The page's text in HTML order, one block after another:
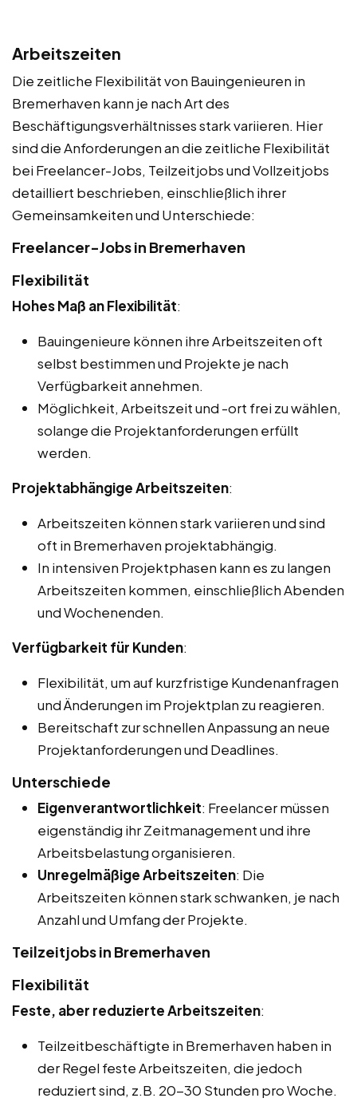
Arbeitszeiten
Die zeitliche Flexibilität von Bauingenieuren in
Bremerhaven kann je nach Art des
Beschäftigungsverhältnisses stark variieren. Hier
sind die Anforderungen an die zeitliche Flexibilität
bei Freelancer-Jobs, Teilzeitjobs und Vollzeitjobs
detailliert beschrieben, einschließlich ihrer
Gemeinsamkeiten und Unterschiede:
Freelancer-Jobs in Bremerhaven
Flexibilität
Hohes Maß an Flexibilität:
Bauingenieure können ihre Arbeitszeiten oft
selbst bestimmen und Projekte je nach
Verfügbarkeit annehmen.
Möglichkeit, Arbeitszeit und -ort frei zu wählen,
solange die Projektanforderungen erfüllt
werden.
Projektabhängige Arbeitszeiten:
Arbeitszeiten können stark variieren und sind
oft in Bremerhaven projektabhängig.
In intensiven Projektphasen kann es zu langen
Arbeitszeiten kommen, einschließlich Abenden
und Wochenenden.
Verfügbarkeit für Kunden:
Flexibilität, um auf kurzfristige Kundenanfragen
und Änderungen im Projektplan zu reagieren.
Bereitschaft zur schnellen Anpassung an neue
Projektanforderungen und Deadlines.
Unterschiede
Eigenverantwortlichkeit: Freelancer müssen
eigenständig ihr Zeitmanagement und ihre
Arbeitsbelastung organisieren.
Unregelmäßige Arbeitszeiten: Die
Arbeitszeiten können stark schwanken, je nach
Anzahl und Umfang der Projekte.
Teilzeitjobs in Bremerhaven
Flexibilität
Feste, aber reduzierte Arbeitszeiten:
Teilzeitbeschäftigte in Bremerhaven haben in
der Regel feste Arbeitszeiten, die jedoch
reduziert sind, z.B. 20-30 Stunden pro Woche.